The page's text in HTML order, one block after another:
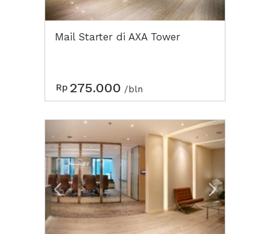
Mail Starter di AXA Tower
Rp 275.000 /bln
Previous Next2